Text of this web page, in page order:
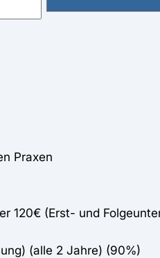
Praxen
120€ (Erst- und
(alle 2 Jahre) (90%)